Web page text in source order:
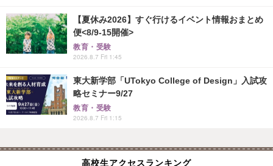
【夏休み2026】すぐ行けるイベント情報おまとめ
便<8/9-15開催>
教育・受験
2026.8.7 Fri 1:45
東大新学部「UTokyo College of Design」入試攻
略セミナー9/27
教育・受験
2026.8.7 Fri 1:15
高校生アクセスランキング